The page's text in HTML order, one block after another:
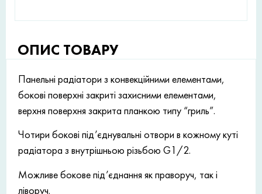
ОПИС ТОВАРУ
Панельні радіатори з конвекційними елементами,
бокові поверхні закриті захисними елементами,
верхня поверхня закрита планкою типу “гриль”.
Чотири бокові під’єднувальні отвори в кожному куті
радіатора з внутрішньою різьбою G1/2.
Можливе бокове під’єднання як праворуч, так і
ліворуч.